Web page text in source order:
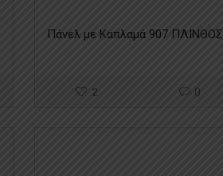
Πάνελ με Καπλαμά 907 ΠΛΙΝΘΟΣ
2 0